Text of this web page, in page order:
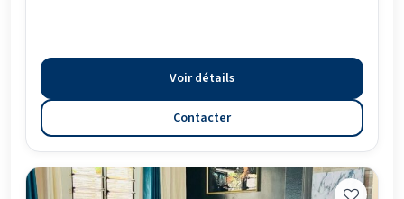
Voir détails
Contacter